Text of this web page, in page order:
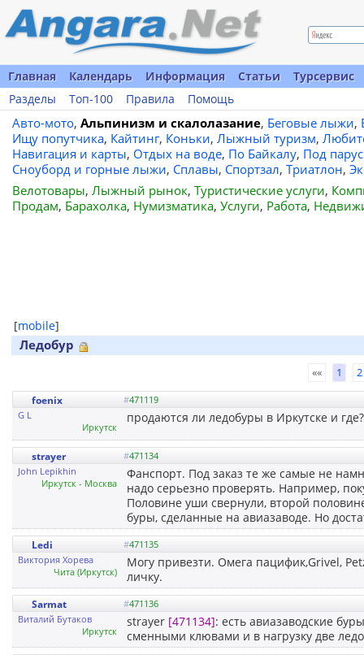
Главная Календарь Информация Статьи
Турсервис
Разделы
Топ-100 Правила Помощь
Авто-мото, Альпинизм и скалолазание, Беговые лыжи,
Ищу попутчика, Кайтинг, Коньки, Лыжный туризм,
Навигация и карты, Отдых на воде, По Байкалу, Под
Сноуборд и горные лыжи, Сплавы, Спортзал, Триатлон,
Велотовары, Лыжный рынок, Туристические услуги,
Продам, Барахолка, Нумизматика, Услуги, Работа,
[mobile]
Ледобур
«« 1 2
foenix #471119
G L
Иркутск
продаются ли ледобуры в Иркутске и
strayer #471134
John Lepikhin
Иркутск - Москва
Фанспорт. Под заказ те же самые не
надо серьезно проверять. Например,
Половине уши свернули, второй
буры, сделанные на авиазаводе. Но
Ledi #471135
Виктория Хорева
Чита (Иркутск)
Могу привезти. Омега пацифик,Grivel,
личку.
Sarmat #471136
Виталий Бутаков
Иркутск
strayer [471134]: есть авиазаводские
сменными клювами и в нагрузку две